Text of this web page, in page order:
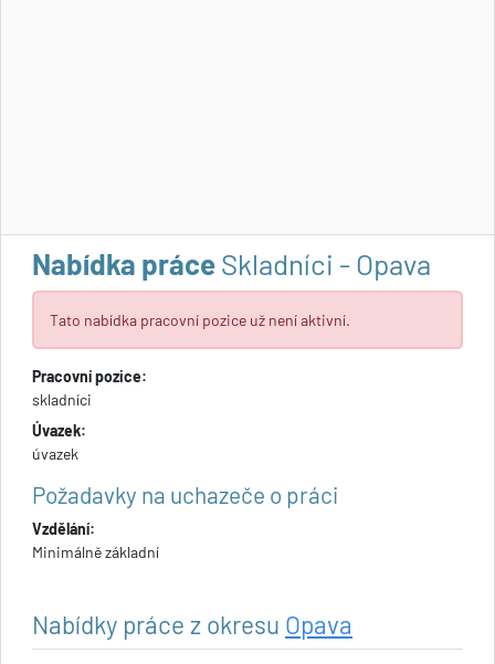
Nabídka práceSkladníci - Opava
Tato nabídka pracovní pozice už není aktivní.
Pracovní pozice:
skladníci
Úvazek:
úvazek
Požadavky na uchazeče o práci
Vzdělání:
Minimálně základní
Nabídky práce z okresu Opava